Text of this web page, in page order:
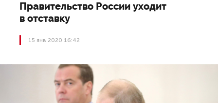
Правительство России уходит
в отставку
15 янв 2020 16:42